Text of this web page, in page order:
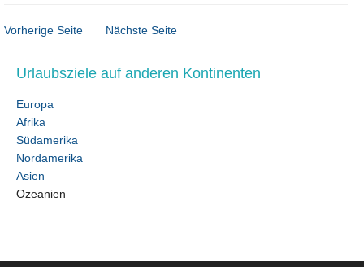
Vorherige Seite Nächste Seite
Urlaubsziele auf anderen Kontinenten
Europa
Afrika
Südamerika
Nordamerika
Asien
Ozeanien